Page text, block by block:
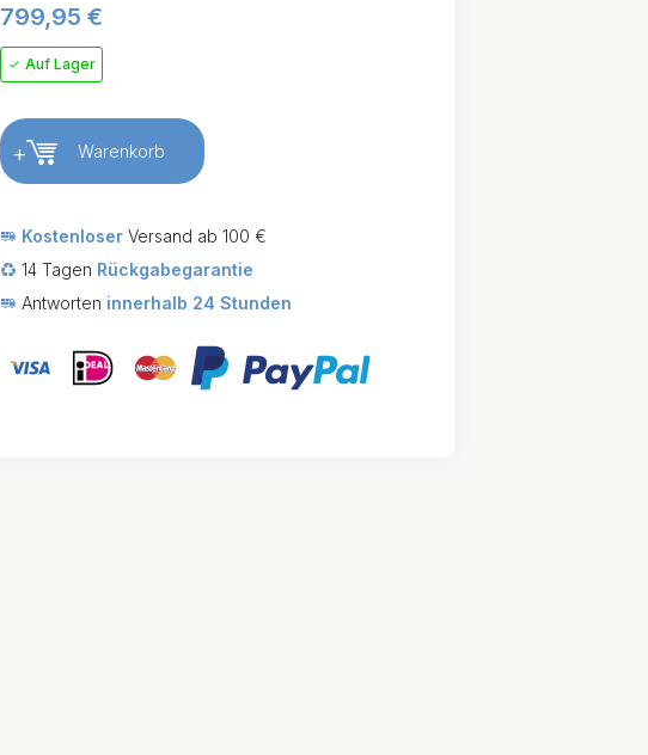
799,95€
Auf Lager
+ Warenkorb
Kostenloser Versand ab 100 €
14 Tagen Rückgabegarantie
Antworten innerhalb 24 Stunden